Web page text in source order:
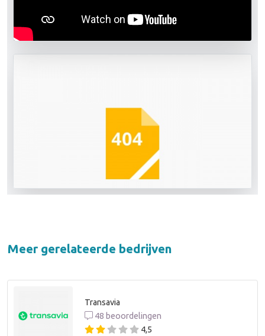
Meer gerelateerde bedrijven
Transavia
48 beoordelingen
4,5